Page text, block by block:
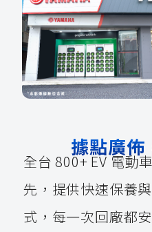
據點廣佈
全台 800+ EV 電動
先，提供快速保養
式，每一次回廠都